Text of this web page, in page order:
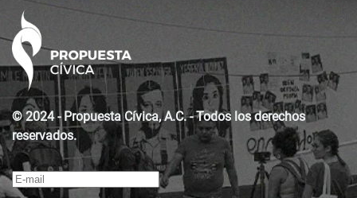
© 2024 - Propuesta Cívica, A.C. - Todos los derechos
reservados.